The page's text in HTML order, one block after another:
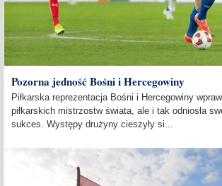
Pozorna jedność Bośni i Hercegowiny
Piłkarska reprezentacja Bośni i Hercegowiny
piłkarskich mistrzostw świata, ale i tak odniosła
sukces. Występy drużyny cieszyły si...